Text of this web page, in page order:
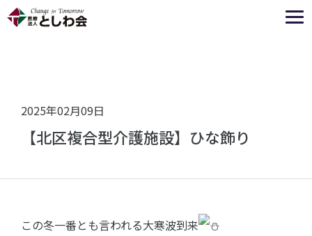
2025年02月09日
【北区複合型介護施設】ひな飾り
この冬一番とも言われる大寒波到来